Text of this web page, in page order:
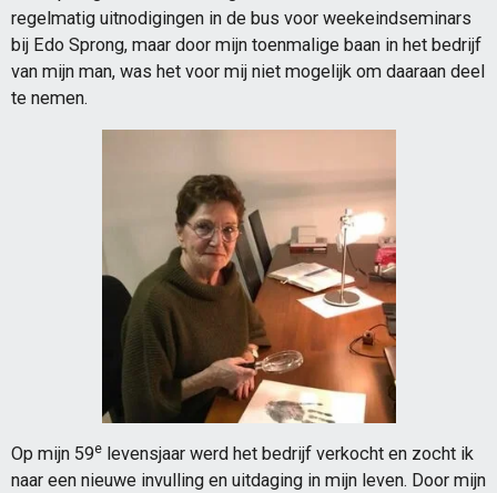
regelmatig uitnodigingen in de bus voor weekeindseminars
bij Edo Sprong, maar door mijn toenmalige baan in het bedrijf
van mijn man, was het voor mij niet mogelijk om daaraan deel
te nemen.
Op mijn 59e levensjaar werd het bedrijf verkocht en zocht ik
naar een nieuwe invulling en uitdaging in mijn leven. Door mijn